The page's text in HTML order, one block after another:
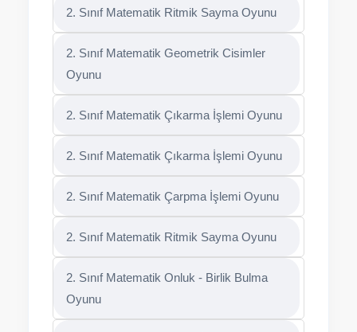
2. Sınıf Matematik Ritmik Sayma Oyunu
2. Sınıf Matematik Geometrik Cisimler
Oyunu
2. Sınıf Matematik Çıkarma İşlemi Oyunu
2. Sınıf Matematik Çıkarma İşlemi Oyunu
2. Sınıf Matematik Çarpma İşlemi Oyunu
2. Sınıf Matematik Ritmik Sayma Oyunu
2. Sınıf Matematik Onluk - Birlik Bulma
Oyunu